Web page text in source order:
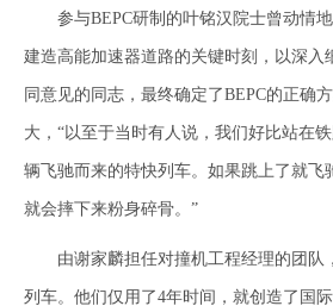
参与BEPC研制的叶铭汉院士曾动情地
建造高能加速器道路的关键时刻，以深入
同意见的同志，最终确定了BEPC的正确
大，“以至于当时有人说，我们好比站在
辆飞驰而来的特快列车。如果跳上了就飞
就会摔下来粉身碎骨。”
由谢家麟担任对撞机工程经理的团队
列车。他们仅用了4年时间，就创造了国